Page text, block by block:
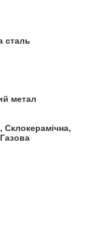
сталь
метал
Склокерамічна,